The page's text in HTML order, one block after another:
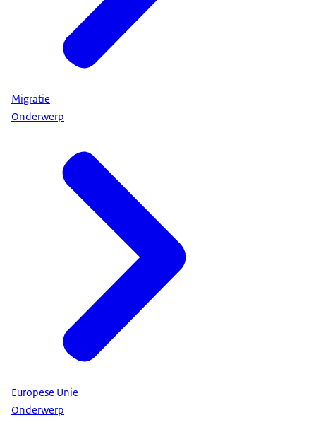
Migratie
Onderwerp
Europese Unie
Onderwerp